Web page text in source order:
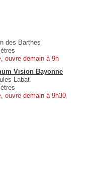
des Barthes
ouvre demain à 9h
Vision Bayonne
Labat
ouvre demain à 9h30